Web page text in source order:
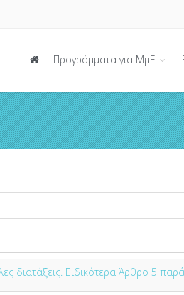
Προγράμματα για ΜμΕ
διατάξεις. Ειδικότερα Άρθρο 5